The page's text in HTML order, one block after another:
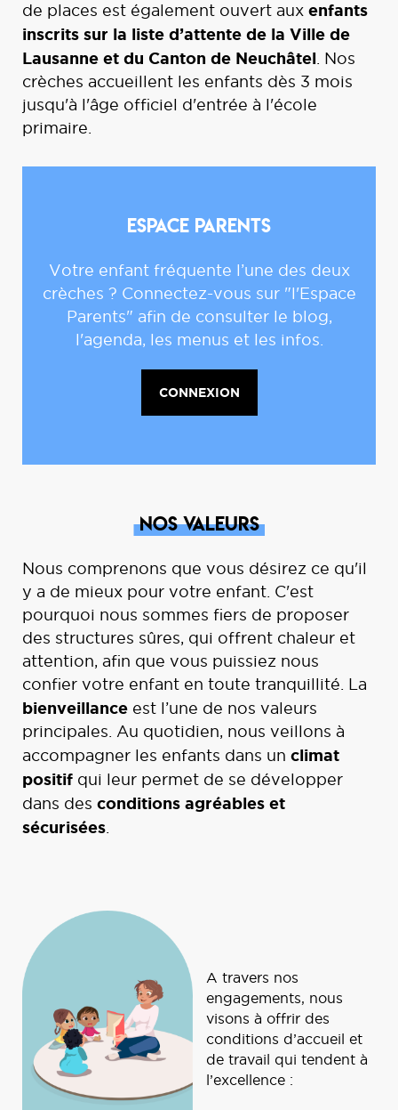
de places est également ouvert aux enfants
inscrits sur la liste d’attente de la Ville de
Lausanne et du Canton de Neuchâtel . Nos
crèches accueillent les enfants dès 3 mois
jusqu'à l'âge officiel d'entrée à l'école
primaire.
Espace parents
Votre enfant fréquente l’une des deux
crèches ? Connectez-vous sur "l'Espace
Parents" afin de consulter le blog,
l'agenda, les menus et les infos.
CONNEXION
NosValeurs
Nous comprenons que vous désirez ce qu'il
y a de mieux pour votre enfant. C'est
pourquoi nous sommes fiers de proposer
des structures sûres, qui offrent chaleur et
attention, afin que vous puissiez nous
confier votre enfant en toute tranquillité. La
bienveillance est l’une de nos valeurs
principales. Au quotidien, nous veillons à
accompagner les enfants dans un climat
positif qui leur permet de se développer
dans des conditions agréables et
sécurisées
A travers nos
engagements, nous
visons à offrir des
conditions d’accueil et
de travail qui tendent à
l’excellence :